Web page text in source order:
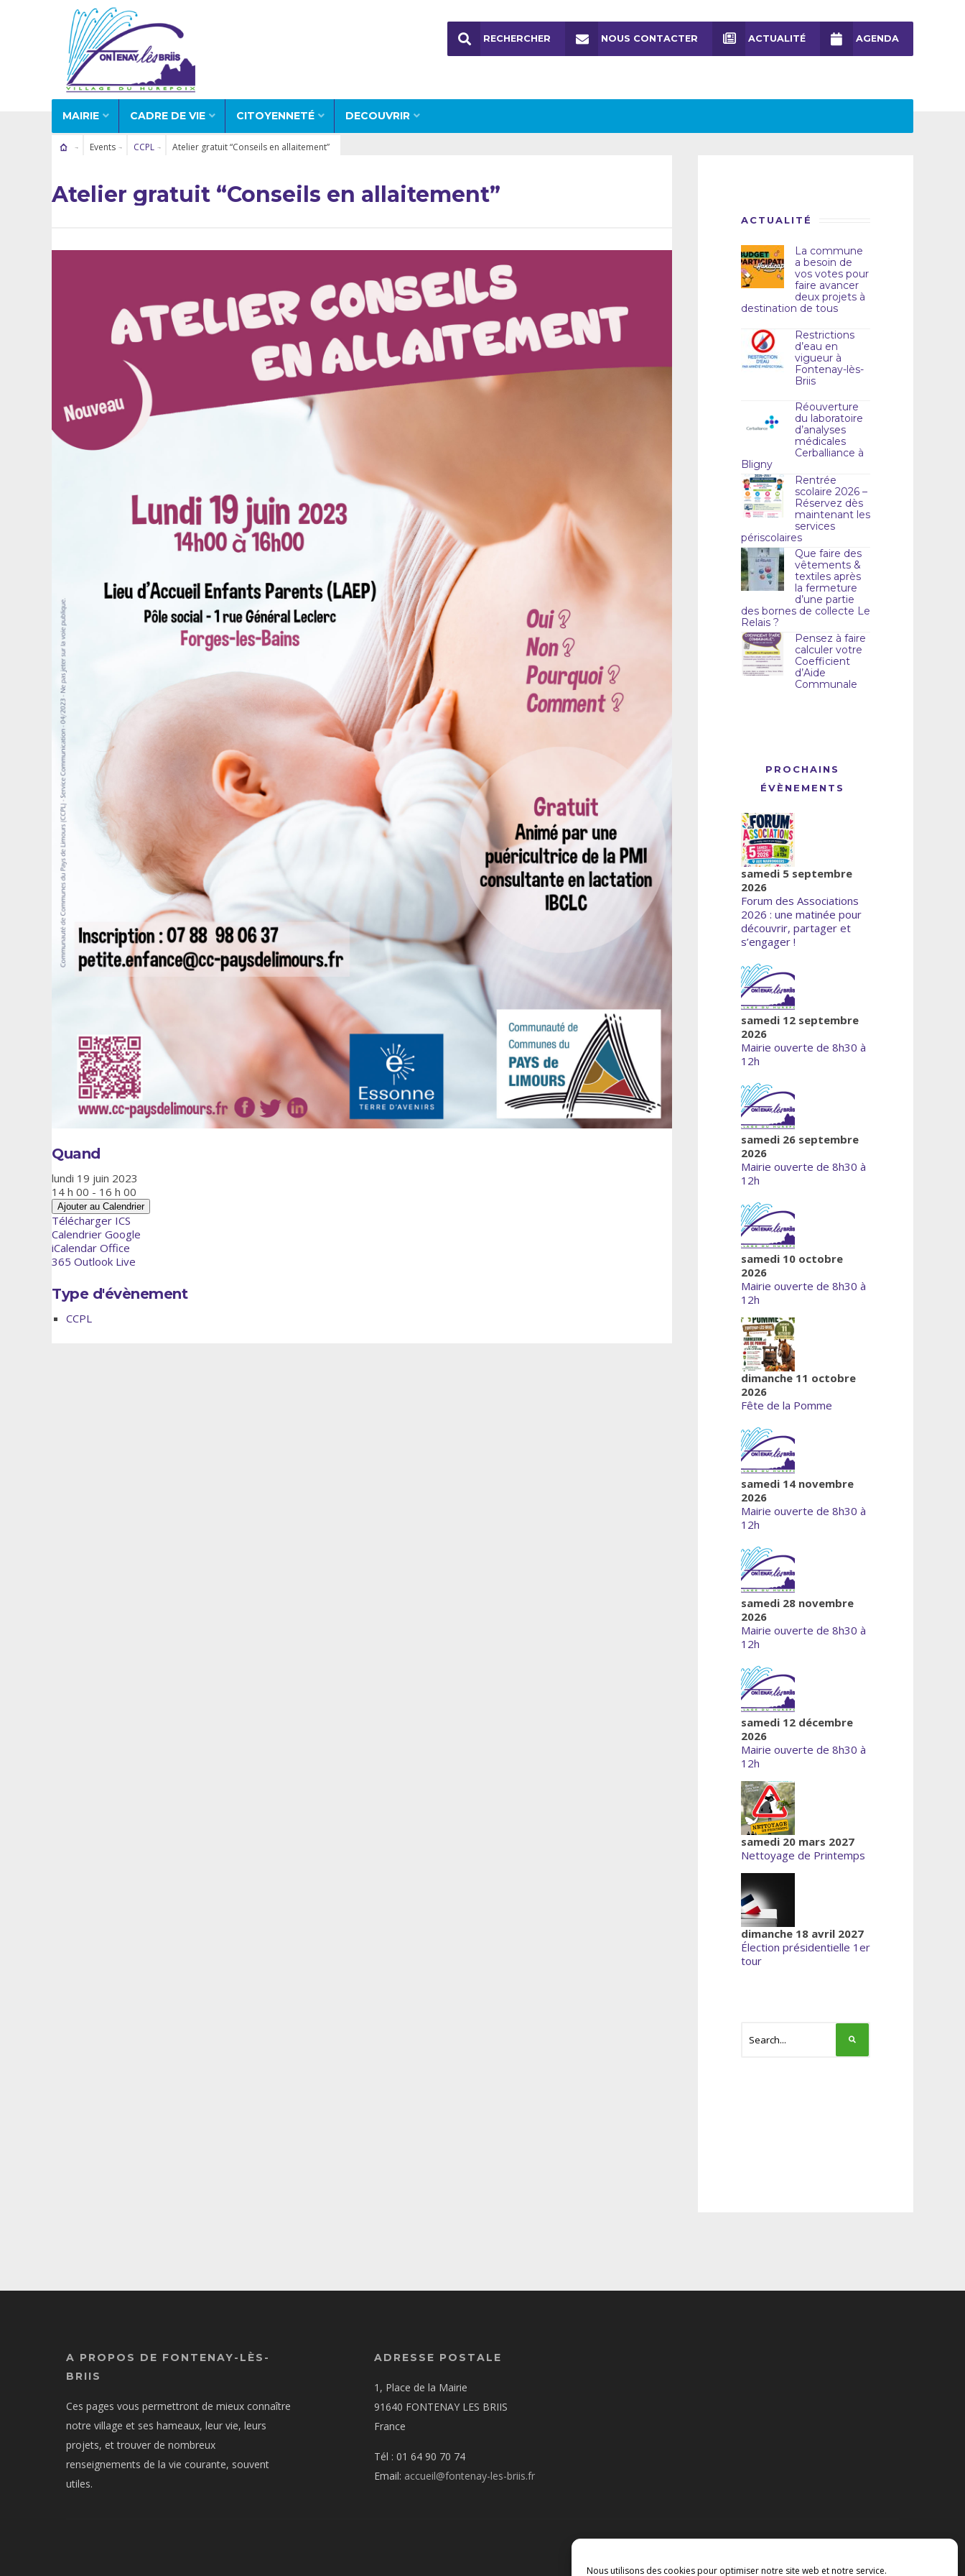
Nous utilisons des cookies pour optimiser notre site web et notre service.
MAIRIE CADRE DE VIE CITOYENNETÉ DECOUVRIR
RECHERCHER NOUS CONTACTER ACTUALITÉ AGENDA
Events CCPL Atelier gratuit “Conseils en allaitement”
Atelier gratuit “Conseils en allaitement”
Quand
lundi 19 juin 2023
14 h 00 - 16 h 00
Ajouter au Calendrier
Télécharger ICS
Calendrier Google
iCalendar Office
365 Outlook Live
Type d'évènement
CCPL
ACTUALITÉ
La commune
a besoin de
vos votes pour
faire avancer
deux projets à
destination de tous
Restrictions
d’eau en
vigueur à
Fontenay-lès-
Briis
Réouverture
du laboratoire
d’analyses
médicales
Cerballiance à
Bligny
Rentrée
scolaire 2026 –
Réservez dès
maintenant les
services
périscolaires
Que faire des
vêtements &
textiles après
la fermeture
d’une partie
des bornes de collecte Le
Relais ?
Pensez à faire
calculer votre
Coefficient
d’Aide
Communale
PROCHAINS
ÉVÈNEMENTS
samedi 5 septembre
2026
Forum des Associations
2026 : une matinée pour
découvrir, partager et
s’engager !
samedi 12 septembre
2026
Mairie ouverte de 8h30 à
12h
samedi 26 septembre
2026
Mairie ouverte de 8h30 à
12h
samedi 10 octobre
2026
Mairie ouverte de 8h30 à
12h
dimanche 11 octobre
2026
Fête de la Pomme
samedi 14 novembre
2026
Mairie ouverte de 8h30 à
12h
samedi 28 novembre
2026
Mairie ouverte de 8h30 à
12h
samedi 12 décembre
2026
Mairie ouverte de 8h30 à
12h
samedi 20 mars 2027
Nettoyage de Printemps
dimanche 18 avril 2027
Élection présidentielle 1er
tour
A PROPOS DE FONTENAY-LÈS-
BRIIS
Ces pages vous permettront de mieux connaître
notre village et ses hameaux, leur vie, leurs
projets, et trouver de nombreux
renseignements de la vie courante, souvent
utiles.
ADRESSE POSTALE
1, Place de la Mairie
91640 FONTENAY LES BRIIS
France
Tél : 01 64 90 70 74
Email: accueil@fontenay-les-briis.fr